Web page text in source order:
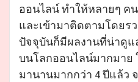
ออนไลน์ ทำให้หลายๆ ค
และเข้ามาติดตามโดยร
ปัจจุบันก็มีผลงานที่น่าดูแ
บนโลกออนไลน์มากมาย
มานานมากกว่า 4 ปีแล้ว